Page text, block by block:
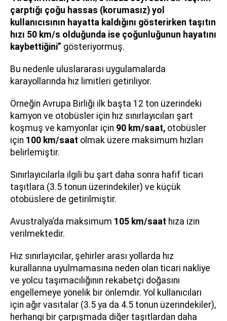
çarptığı çoğu hassas (korumasız) yol
kullanıcısının hayatta kaldığını gösterirken taşıtın
hızı 50 km/s olduğunda ise çoğunluğunun hayatını
kaybettiğini” gösteriyormuş.
Bu nedenle uluslararası uygulamalarda
karayollarında hız limitleri getiriliyor.
Örneğin Avrupa Birliği ilk başta 12 ton üzerindeki
kamyon ve otobüsler için hız sınırlayıcıları şart
koşmuş ve kamyonlar için 90 km/saat, otobüsler
için 100 km/saat olmak üzere maksimum hızları
belirlemiştir.
Sınırlayıcılarla ilgili bu şart daha sonra hafif ticari
taşıtlara (3.5 tonun üzerindekiler) ve küçük
otobüslere de getirilmiştir.
Avustralya’da maksimum 105 km/saat hıza izin
verilmektedir.
Hız sınırlayıcılar, şehirler arası yollarda hız
kurallarına uyulmamasına neden olan ticari nakliye
ve yolcu taşımacılığının rekabetçi doğasını
engellemeye yönelik bir önlemdir. Yol kullanıcıları
için ağır vasıtalar (3.5 ya da 4.5 tonun üzerindekiler),
herhangi bir çarpışmada diğer taşıtlardan daha